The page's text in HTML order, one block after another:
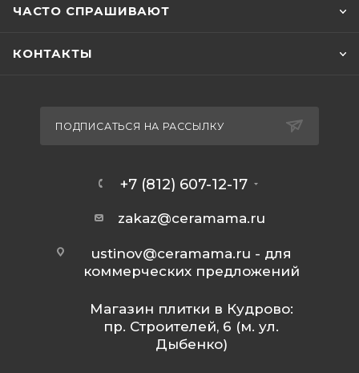
ЧАСТО СПРАШИВАЮТ
КОНТАКТЫ
ПОДПИСАТЬСЯ НА РАССЫЛКУ
+7 (812) 607-12-17
zakaz@ceramama.ru
ustinov@ceramama.ru - для
коммерческих предложений
Магазин плитки в Кудрово:
пр. Строителей, 6 (м. ул.
Дыбенко)